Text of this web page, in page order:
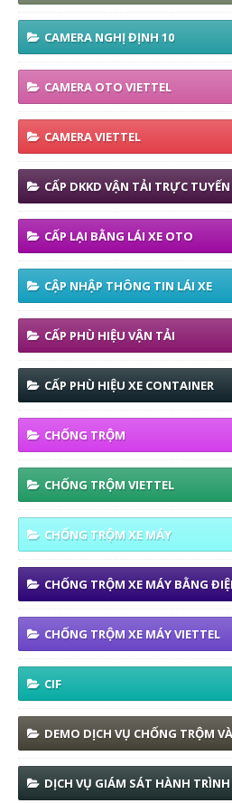
CAMERA NGHỊ ĐỊNH 10
CAMERA OTO VIETTEL
CAMERA VIETTEL
CẤP DKKD VẬN TẢI TRỰC TUYẾN
CẤP LẠI BẰNG LÁI XE OTO
CẬP NHẬP THÔNG TIN LÁI XE
CẤP PHÙ HIỆU VẬN TẢI
CẤP PHÙ HIỆU XE CONTAINER
CHỐNG TRỘM
CHỐNG TRỘM VIETTEL
CHỐNG TRỘM XE MÁY
CHỐNG TRỘM XE MÁY BẰNG
CHỐNG TRỘM XE MÁY VIETTEL
CIF
DEMO DỊCH VỤ CHỐNG TRỘM
DỊCH VỤ GIÁM SÁT HÀNH